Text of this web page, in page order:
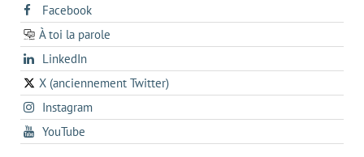
Facebooks'ouvre
dans
un
onglet
À toi la parole
opens
in
a
new
tab
LinkedInopens
in
a
new
X (anciennement Twitter)
s'ouvre
dans
un
nouvel
Instagrams'ouvre
dans
un
YouTube
dans